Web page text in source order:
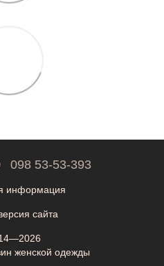
098 53-53-393
информация
сайта
женской одежды